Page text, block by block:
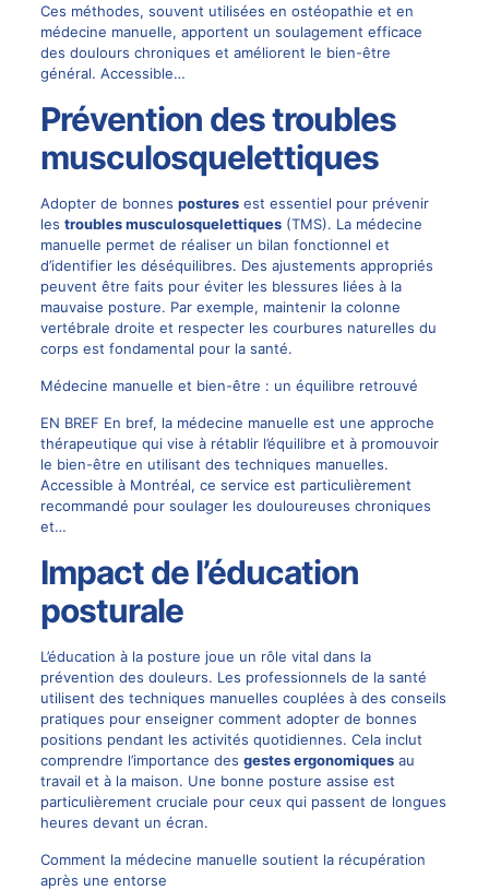
Ces méthodes, souvent utilisées en ostéopathie et en
médecine manuelle, apportent un soulagement efficace
des doulours chroniques et améliorent le bien-être
général. Accessible…
Prévention des troubles
musculosquelettiques
Adopter de bonnes posturesest essentiel pour prévenir
les troubles musculosquelettiques(TMS). La médecine
manuelle permet de réaliser un bilan fonctionnel et
d’identifier les déséquilibres. Des ajustements appropriés
peuvent être faits pour éviter les blessures liées à la
mauvaise posture. Par exemple, maintenir la colonne
vertébrale droite et respecter les courbures naturelles du
corps est fondamental pour la santé.
Médecine manuelle et bien-être : un équilibre retrouvé
EN BREF En bref, la médecine manuelle est une approche
thérapeutique qui vise à rétablir l’équilibre et à promouvoir
le bien-être en utilisant des techniques manuelles.
Accessible à Montréal, ce service est particulièrement
recommandé pour soulager les douloureuses chroniques
et…
Impact de l’éducation
posturale
L’éducation à la posture joue un rôle vital dans la
prévention des douleurs. Les professionnels de la santé
utilisent des techniques manuelles couplées à des conseils
pratiques pour enseigner comment adopter de bonnes
positions pendant les activités quotidiennes. Cela inclut
comprendre l’importance des gestes ergonomiquesau
travail et à la maison. Une bonne posture assise est
particulièrement cruciale pour ceux qui passent de longues
heures devant un écran.
Comment la médecine manuelle soutient la récupération
après une entorse